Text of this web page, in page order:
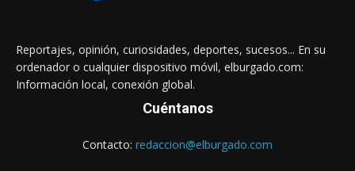
Reportajes, opinión, curiosidades, deportes, sucesos... En su
ordenador o cualquier dispositivo móvil, elburgado.com:
Información local, conexión global.
Cuéntanos
Contacto: redaccion@elburgado.com